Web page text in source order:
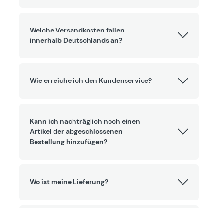
Welche Versandkosten fallen
innerhalb Deutschlands an?
Wie erreiche ich den Kundenservice?
Kann ich nachträglich noch einen
Artikel der abgeschlossenen
Bestellung hinzufügen?
Wo ist meine Lieferung?